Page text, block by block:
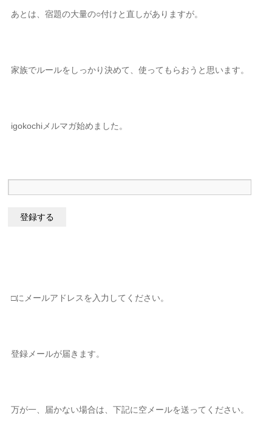
あとは、宿題の大量の○付けと直しがありますが。
家族でルールをしっかり決めて、使ってもらおうと思います。
igokochiメルマガ始めました。
□にメールアドレスを入力してください。
登録メールが届きます。
万が一、届かない場合は、下記に空メールを送ってください。